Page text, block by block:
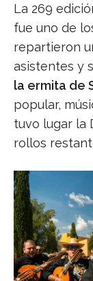
La 269
fue uno de
repartieron
asistentes y
la ermita de
popular,
tuvo lugar la
rollos